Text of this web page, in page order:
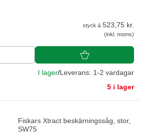
styck á 523,75 kr.
(inkl. moms)
I lager/Leverans: 1-2 vardagar
5 i lager
Fiskars Xtract beskärningssåg, stor,
SW75